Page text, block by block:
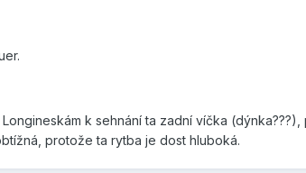
k sehnání ta zadní víčka
protože ta rytba je dost hluboká.